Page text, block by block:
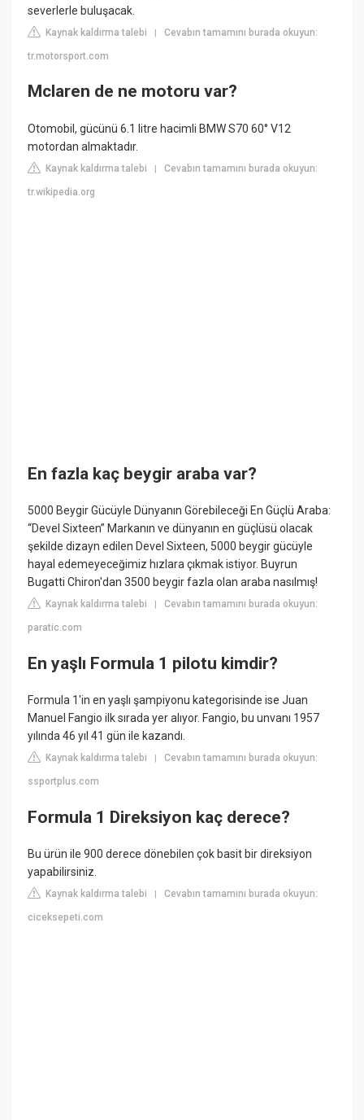
severlerle buluşacak.
Kaynak kaldırma talebi |Cevabın tamamını burada okuyun:
tr.motorsport.com
Mclaren de ne motoru var?
Otomobil, gücünü 6.1 litre hacimli BMW S70 60° V12
motordan almaktadır.
Kaynak kaldırma talebi |Cevabın tamamını burada okuyun:
tr.wikipedia.org
En fazla kaç beygir araba var?
5000 Beygir Gücüyle Dünyanın Görebileceği En Güçlü Araba:
“Devel Sixteen” Markanın ve dünyanın en güçlüsü olacak
şekilde dizayn edilen Devel Sixteen, 5000 beygir gücüyle
hayal edemeyeceğimiz hızlara çıkmak istiyor. Buyrun
Bugatti Chiron'dan 3500 beygir fazla olan araba nasılmış!
Kaynak kaldırma talebi |Cevabın tamamını burada okuyun:
paratic.com
En yaşlı Formula 1 pilotu kimdir?
Formula 1'in en yaşlı şampiyonu kategorisinde ise Juan
Manuel Fangio ilk sırada yer alıyor. Fangio, bu unvanı 1957
yılında 46 yıl 41 gün ile kazandı.
Kaynak kaldırma talebi |Cevabın tamamını burada okuyun:
ssportplus.com
Formula 1 Direksiyon kaç derece?
Bu ürün ile 900 derece dönebilen çok basit bir direksiyon
yapabilirsiniz.
Kaynak kaldırma talebi |Cevabın tamamını burada okuyun:
ciceksepeti.com